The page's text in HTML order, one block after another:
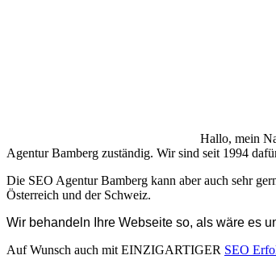
Hallo, mein
Agentur Bamberg zuständig. Wir sind seit 1994
Die SEO Agentur Bamberg kann aber auch sehr
Österreich und der Schweiz.
Wir behandeln Ihre Webseite so, als wäre es
Auf Wunsch auch mit EINZIGARTIGER SEO